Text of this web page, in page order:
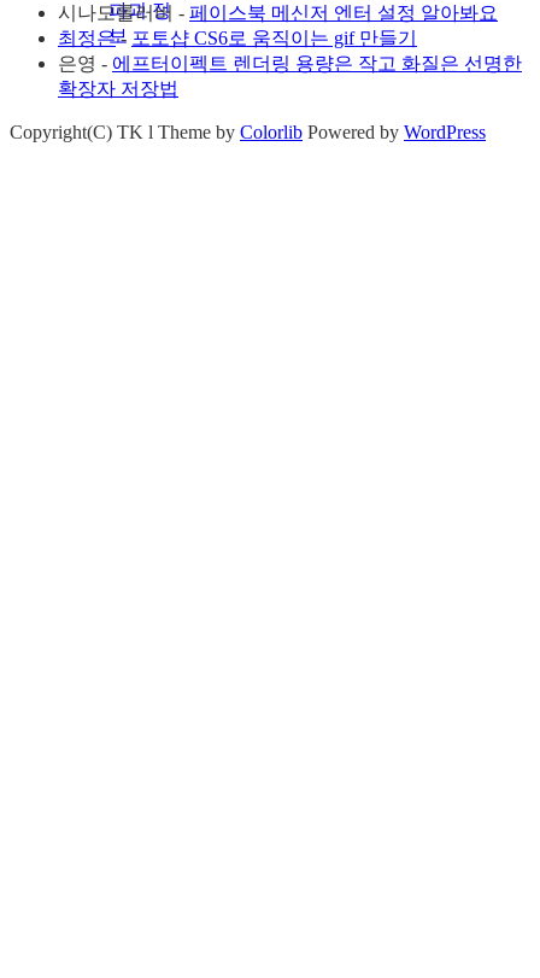
시나모롤러버 - 페이스북 메신저 엔터 설정 알아봐요
최정은- 포토샵 CS6로 움직이는 gif 만들기
은영 - 에프터이펙트 렌더링 용량은 작고 화질은 선명한
확장자 저장법
Copyright(C) TK l Theme by Colorlib Powered by WordPress